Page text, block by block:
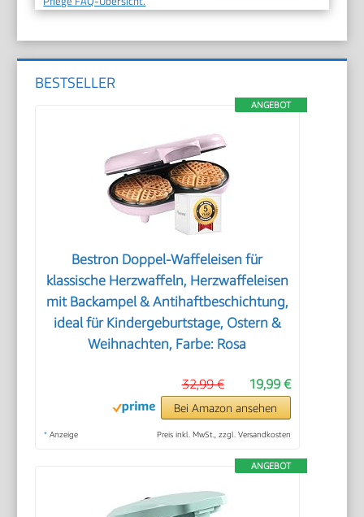
BESTSELLER
ANGEBOT
Bestron Doppel-Waffeleisen für
klassische Herzwaffeln, Herzwaffeleisen
mit Backampel & Antihaftbeschichtung,
ideal für Kindergeburtstage, Ostern &
Weihnachten, Farbe: Rosa
19,99 €
32,99 €
Bei Amazon ansehen
* Anzeige Preis inkl. MwSt., zzgl. Versandkosten
ANGEBOT